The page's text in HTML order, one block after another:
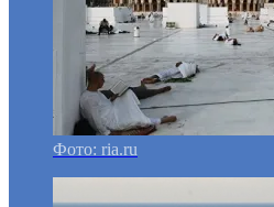
Фото: ria.ru